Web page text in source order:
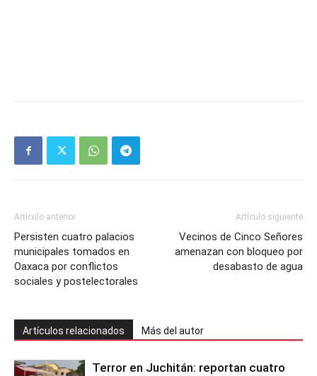
Artículo anterior
Persisten cuatro palacios
municipales tomados en
Oaxaca por conflictos
sociales y postelectorales
Artículo siguiente
Vecinos de Cinco Señores
amenazan con bloqueo por
desabasto de agua
Artículos relacionados Más del autor
Terror en Juchitán: reportan cuatro